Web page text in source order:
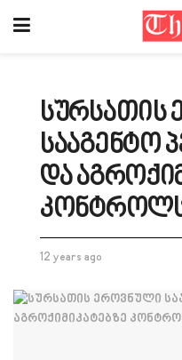
სურსათის
სააგენტო
და
კონტროლს
12 years ago